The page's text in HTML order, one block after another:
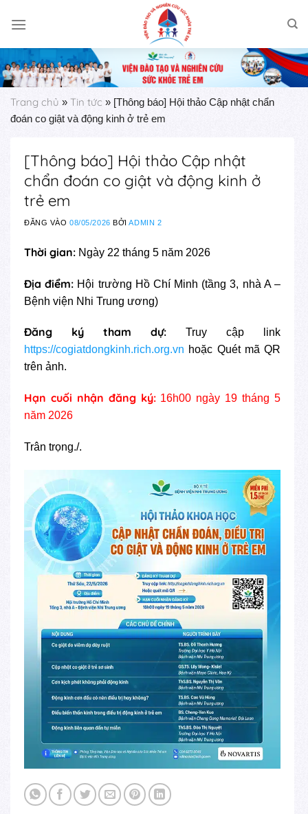
Trang chủ » Tin tức » [Thông báo] Hội thảo Cập nhật chẩn
đoán co giật và động kinh ở trẻ em
[Thông báo] Hội thảo Cập nhật
chẩn đoán co giật và động kinh ở
trẻ em
ĐĂNG VÀO08/05/2026 BỞIADMIN 2
Thời gian: Ngày 22 tháng 5 năm 2026
Địa điểm: Hội trường Hồ Chí Minh (tầng 3, nhà A –
Bệnh viện Nhi Trung ương)
Đăng ký tham dự: Truy cập link
https://cogiatdongkinh.rich.org.vn hoặc Quét mã QR
trên ảnh.
Hạn cuối nhận đăng ký:16h00 ngày 19 tháng 5
năm 2026
Trân trọng./.